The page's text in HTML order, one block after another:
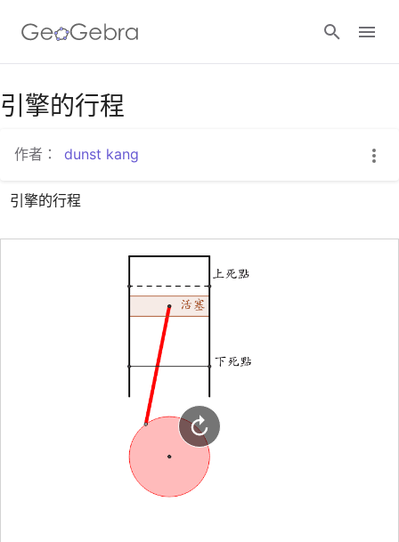
Google Classroom
GeoGebra Classroom
引擎的行程
作者： dunst kang
引擎的行程